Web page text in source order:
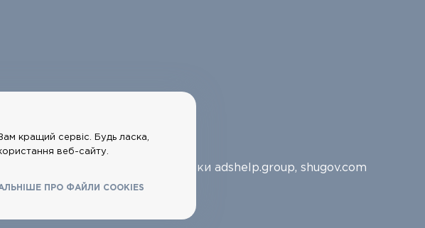
RESERVED
Розробники adshelp.group, shugov.com
кращий сервіс. Будь ласка,
веб-сайту.
ПРО ФАЙЛИ COOKIES